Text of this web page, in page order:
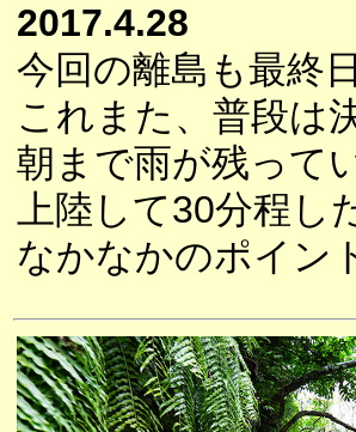
2017.4.28
今回の離島も最終日
これまた、普段は
朝まで雨が残って
上陸して30分程
なかなかのポイン